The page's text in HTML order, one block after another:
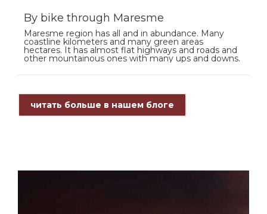
By bike through Maresme
Maresme region has all and in abundance. Many
coastline kilometers and many green areas
hectares. It has almost flat highways and roads and
other mountainous ones with many ups and downs.
читать больше в нашем блоге